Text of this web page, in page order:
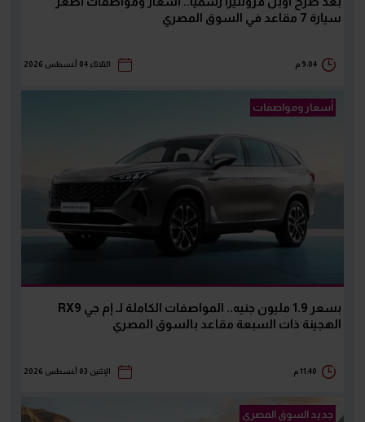
سيارة 7 مقاعد في السوق المصري
9:04 م الثلاثاء 04 أغسطس 2026
أسعار ومواصفات
بسعر 1.9 مليون جنيه.. المواصفات الكاملة لـ إم جي RX9
الهجينة ذات السبعة مقاعد بالسوق المصري
11:40 م الإثنين 03 أغسطس 2026
جديد السوق المصرى